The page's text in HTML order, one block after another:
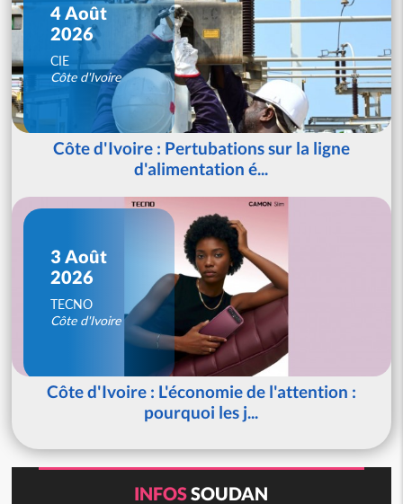
4 Août
2026
CIE
Côte d'Ivoire
Côte d'Ivoire : Pertubations sur la ligne
d'alimentation é...
3 Août
2026
TECNO
Côte d'Ivoire
Côte d'Ivoire : L'économie de l'attention :
pourquoi les j...
INFOSSOUDAN